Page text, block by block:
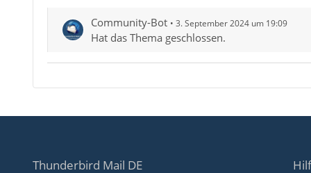
Community-Bot 3. September 2024 um 19:09
Hat das Thema geschlossen.
Thunderbird Mail DE